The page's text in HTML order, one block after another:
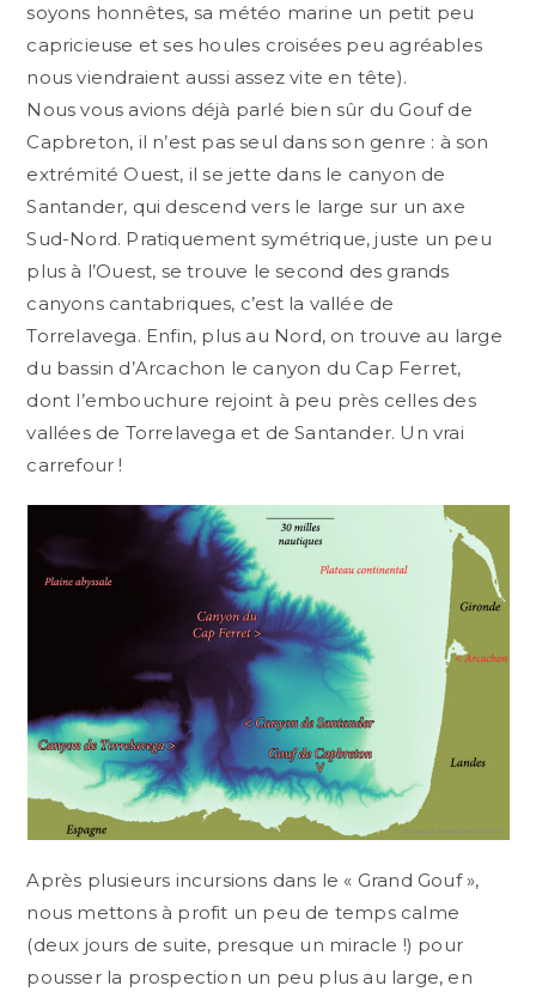
soyons honnêtes, sa météo marine un petit peu
capricieuse et ses houles croisées peu agréables
nous viendraient aussi assez vite en tête).
Nous vous avions déjà parlé bien sûr du Gouf de
Capbreton, il n’est pas seul dans son genre : à son
extrémité Ouest, il se jette dans le canyon de
Santander, qui descend vers le large sur un axe
Sud-Nord. Pratiquement symétrique, juste un peu
plus à l’Ouest, se trouve le second des grands
canyons cantabriques, c’est la vallée de
Torrelavega. Enfin, plus au Nord, on trouve au large
du bassin d’Arcachon le canyon du Cap Ferret,
dont l’embouchure rejoint à peu près celles des
vallées de Torrelavega et de Santander. Un vrai
carrefour !
Après plusieurs incursions dans le « Grand Gouf »,
nous mettons à profit un peu de temps calme
(deux jours de suite, presque un miracle !) pour
pousser la prospection un peu plus au large, en